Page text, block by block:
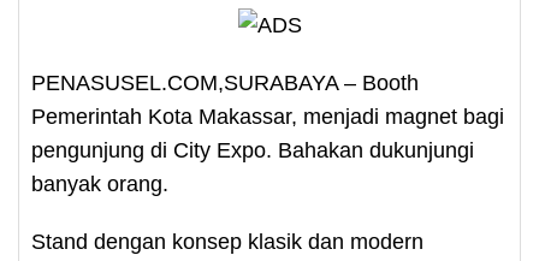
PENASUSEL.COM,SURABAYA – Booth
Pemerintah Kota Makassar, menjadi magnet bagi
pengunjung di City Expo. Bahakan dukunjungi
banyak orang.
Stand dengan konsep klasik dan modern